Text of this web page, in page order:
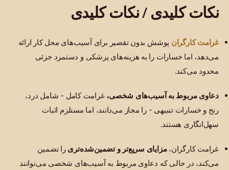
نکات کلیدی / نکات کلیدی
غرامت کارگران پوشش بدون تقصیر برای آسیب‌های محل کار ارائه
می‌دهد، اما خسارات را به هزینه‌های پزشکی و دستمزد جزئی
محدود می‌کند.
دعاوی مربوط به آسیب‌های شخصی، غرامت کامل - شامل درد،
رنج و خسارات تنبیهی - را مجاز می‌دانند، اما مستلزم اثبات
سهل‌انگاری هستند.
غرامت کارگران،مزایای سریع‌تر و تضمین‌شده‌تری را تضمین
می‌کند، در حالی که دعاوی مربوط به آسیب‌های شخصی می‌توانند